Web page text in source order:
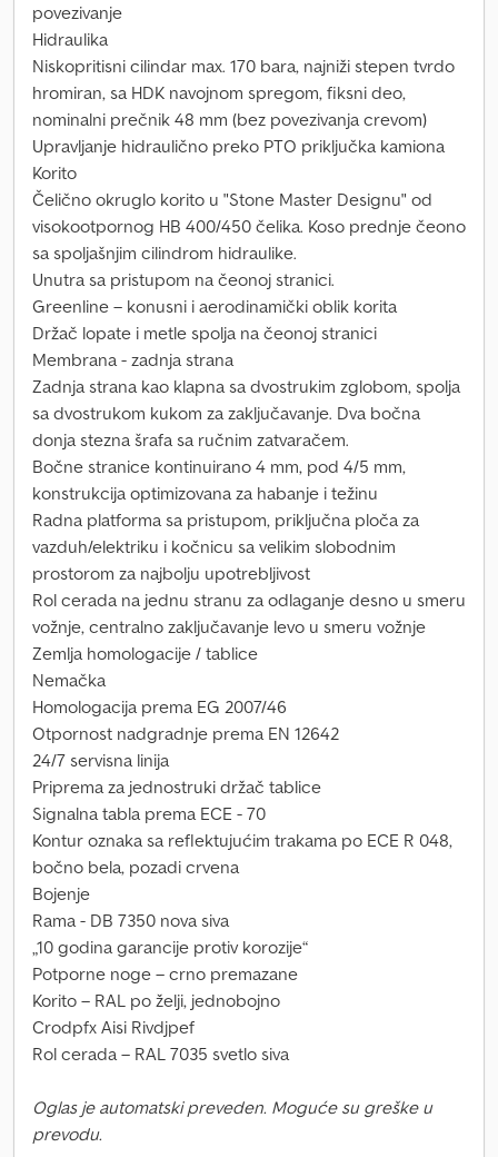
povezivanje
Hidraulika
Niskopritisni cilindar max. 170 bara, najniži stepen tvrdo
hromiran, sa HDK navojnom spregom, fiksni deo,
nominalni prečnik 48 mm (bez povezivanja crevom)
Upravljanje hidraulično preko PTO priključka kamiona
Korito
Čelično okruglo korito u "Stone Master Designu" od
visokootpornog HB 400/450 čelika. Koso prednje čeono
sa spoljašnjim cilindrom hidraulike.
Unutra sa pristupom na čeonoj stranici.
Greenline – konusni i aerodinamički oblik korita
Držač lopate i metle spolja na čeonoj stranici
Membrana - zadnja strana
Zadnja strana kao klapna sa dvostrukim zglobom, spolja
sa dvostrukom kukom za zaključavanje. Dva bočna
donja stezna šrafa sa ručnim zatvaračem.
Bočne stranice kontinuirano 4 mm, pod 4/5 mm,
konstrukcija optimizovana za habanje i težinu
Radna platforma sa pristupom, priključna ploča za
vazduh/elektriku i kočnicu sa velikim slobodnim
prostorom za najbolju upotrebljivost
Rol cerada na jednu stranu za odlaganje desno u smeru
vožnje, centralno zaključavanje levo u smeru vožnje
Zemlja homologacije / tablice
Nemačka
Homologacija prema EG 2007/46
Otpornost nadgradnje prema EN 12642
24/7 servisna linija
Priprema za jednostruki držač tablice
Signalna tabla prema ECE - 70
Kontur oznaka sa reflektujućim trakama po ECE R 048,
bočno bela, pozadi crvena
Bojenje
Rama - DB 7350 nova siva
„10 godina garancije protiv korozije“
Potporne noge – crno premazane
Korito – RAL po želji, jednobojno
Crodpfx Aisi Rivdjpef
Rol cerada – RAL 7035 svetlo siva
Oglas je automatski preveden. Moguće su greške u
prevodu.